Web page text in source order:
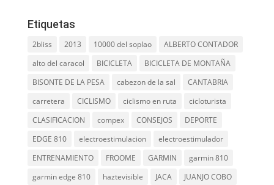
Etiquetas
2bliss 2013 10000 del soplao
ALBERTO CONTADOR
alto del caracol
BICICLETA
BICICLETA DE MONTAÑA
BISONTE DE LA PESA
cabezon de la sal
CANTABRIA
carretera
CICLISMO ciclismo en ruta
cicloturista
CLASIFICACION
compex CONSEJOS
DEPORTE
EDGE 810
electroestimulacion
electroestimulador
ENTRENAMIENTO
FROOME GARMIN
garmin 810
garmin edge 810
haztevisible JACA JUANJO COBO